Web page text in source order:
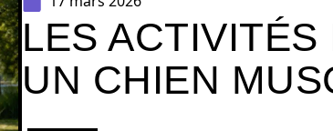
LES
UN CHIEN